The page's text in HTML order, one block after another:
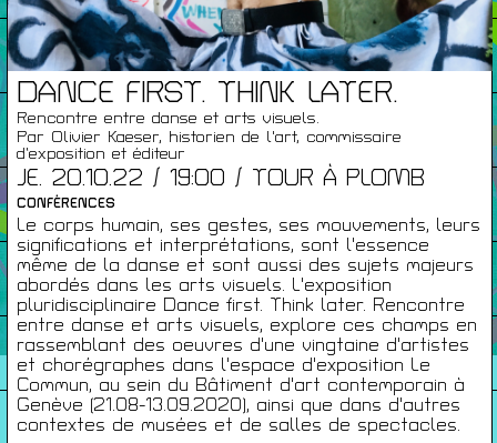
DANCE FIRST. THINK LATER.
Rencontre entre danse et arts visuels.
Par Olivier Kaeser, historien de l'art, commissaire
d’exposition et éditeur
JE. 20.10.22 / 19:00 / TOUR À PLOMB
CONFÉRENCES
Le corps humain, ses gestes, ses mouvements, leurs
significations et interprétations, sont l'essence
même de la danse et sont aussi des sujets majeurs
abordés dans les arts visuels. L'exposition
pluridisciplinaire Dance first. Think later. Rencontre
entre danse et arts visuels, explore ces champs en
rassemblant des oeuvres d'une vingtaine d'artistes
et chorégraphes dans l'espace d'exposition Le
Commun, au sein du Bâtiment d'art contemporain à
Genève (21.08-13.09.2020), ainsi que dans d'autres
contextes de musées et de salles de spectacles.
Podcasts
À Propos
Infos Pratiques
Cartes De Membre
Saisons Précédentes